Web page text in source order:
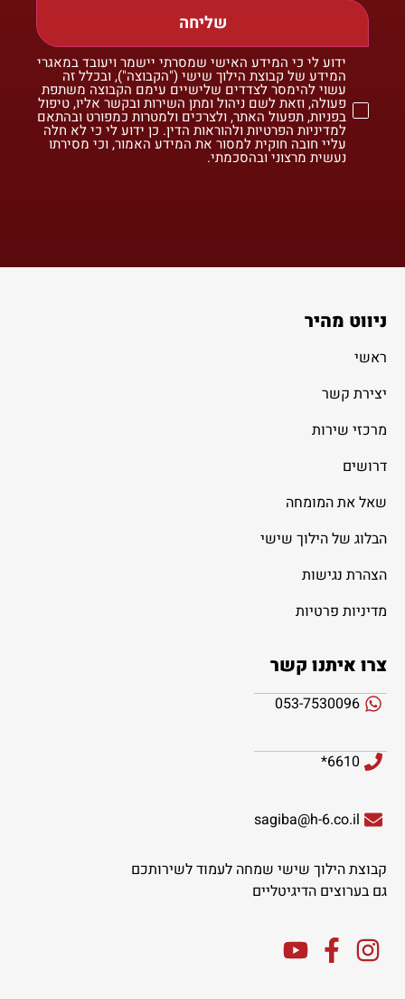
שליחה
ידוע לי כי המידע האישי שמסרתי יישמר ויעובד במאגרי
המידע של קבוצת הילוך שישי ("הקבוצה"), ובכלל זה
עשוי להימסר לצדדים שלישיים עימם הקבוצה משתפת
פעולה, וזאת לשם ניהול ומתן השירות ובקשר אליו, טיפול
בפניות, תפעול האתר, ולצרכים ולמטרות כמפורט ובהתאם
למדיניות הפרטיות ולהוראות הדין. כן ידוע לי כי לא חלה
עליי חובה חוקית למסור את המידע האמור, וכי מסירתו
נעשית מרצוני ובהסכמתי.
ניווט מהיר
ראשי
יצירת קשר
מרכזי שירות
דרושים
שאל את המומחה
הבלוג של הילוך שישי
הצהרת נגישות
מדיניות פרטיות
צרו איתנו קשר
053-7530096
6610*
sagiba@h-6.co.il
קבוצת הילוך שישי שמחה לעמוד לשירותכם
גם בערוצים הדיגיטליים